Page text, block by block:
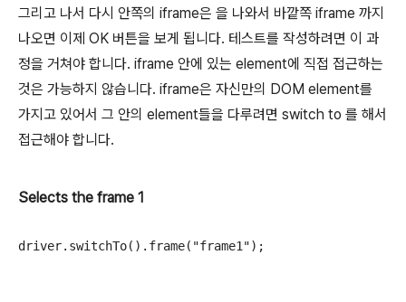
그리고 나서 다시 안쪽의 iframe은 을 나와서 바깥쪽 iframe 까지
나오면 이제 OK 버튼을 보게 됩니다. 테스트를 작성하려면 이 과
정을 거쳐야 합니다. iframe 안에 있는 element에 직접 접근하는
것은 가능하지 않습니다. iframe은 자신만의 DOM element를
가지고 있어서 그 안의 element들을 다루려면 switch to 를 해서
접근해야 합니다.
Selects the frame 1
driver. switchTo(). frame( "frame1");